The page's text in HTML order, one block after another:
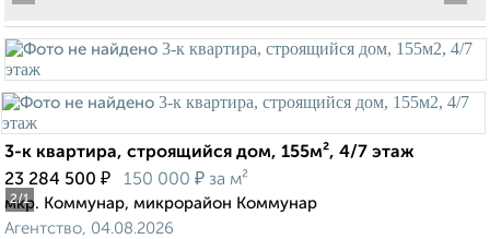
2/1
3-к квартира, строящийся дом, 155м², 4/7 этаж
23 284 500 ₽ 150 000 ₽ за м²
мкр. Коммунар, микрорайон Коммунар
Агентство, 04.08.2026